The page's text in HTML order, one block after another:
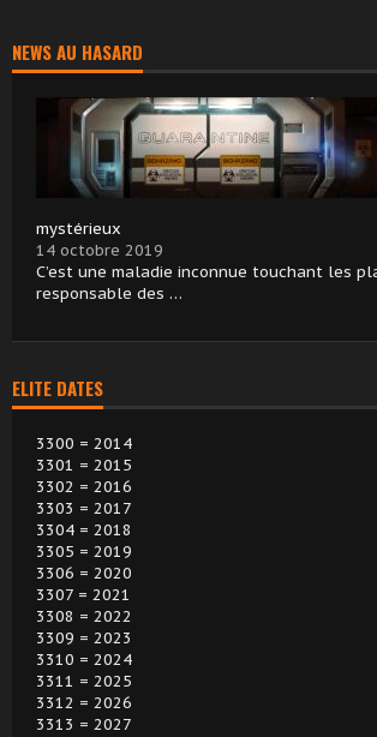
NEWS AU HASARD
mystérieux
14 octobre 2019
C’est une maladie inconnue touchant les
responsable des …
ELITE DATES
3300 = 2014
3301 = 2015
3302 = 2016
3303 = 2017
3304 = 2018
3305 = 2019
3306 = 2020
3307 = 2021
3308 = 2022
3309 = 2023
3310 = 2024
3311 = 2025
3312 = 2026
3313 = 2027